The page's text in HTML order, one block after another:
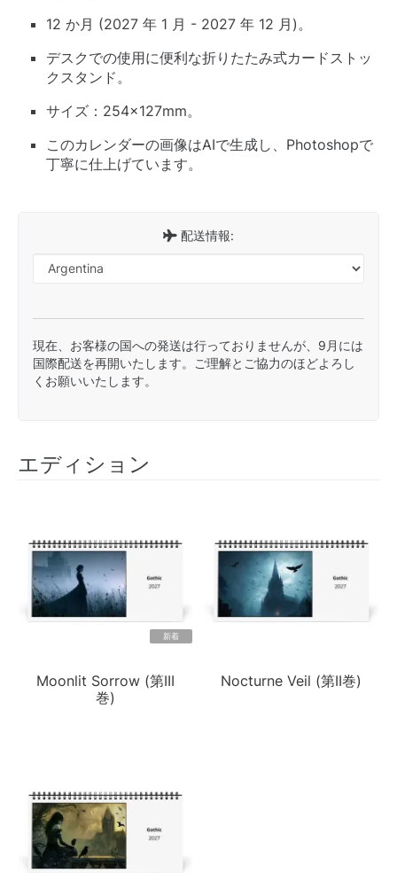
12 か月 (2027 年 1 月 - 2027 年 12 月)。
デスクでの使用に便利な折りたたみ式カードストッ
クスタンド。
サイズ：254×127mm。
このカレンダーの画像はAIで生成し、Photoshopで
丁寧に仕上げています。
配送情報:
現在、お客様の国への発送は行っておりませんが、9月には
国際配送を再開いたします。ご理解とご協力のほどよろし
くお願いいたします。
エディション
新着
Moonlit Sorrow (第III
巻)
Nocturne Veil (第II巻)